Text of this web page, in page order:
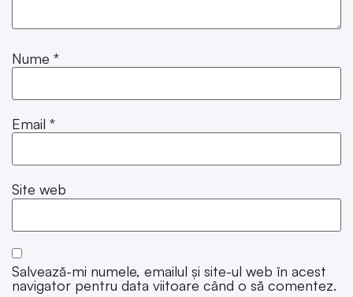
Nume *
Email *
Site web
Salvează-mi numele, emailul și site-ul web în acest
navigator pentru data viitoare când o să comentez.